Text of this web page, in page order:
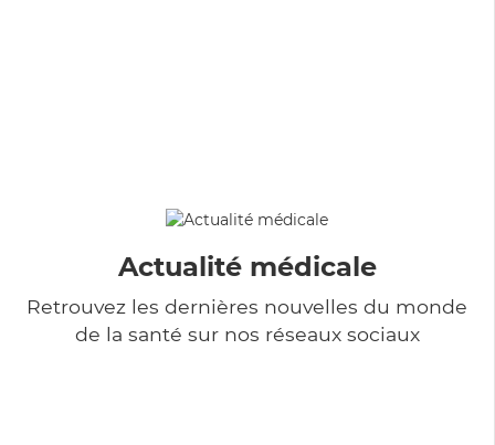
Actualité médicale
Retrouvez les dernières nouvelles du monde
de la santé sur nos réseaux sociaux